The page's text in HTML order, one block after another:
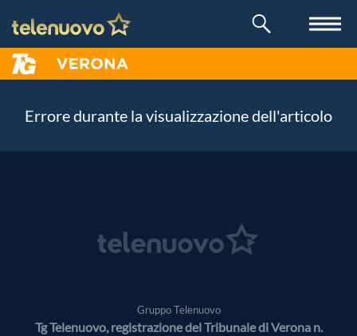
Errore durante la visualizzazione dell'articolo
Gruppo Telenuovo
Tg Telenuovo, registrazione del Tribunale di Verona n.